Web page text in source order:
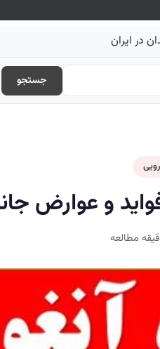
در ایران
جستجو
و عوارض